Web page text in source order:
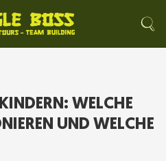
WELCHE
UND WELCHE